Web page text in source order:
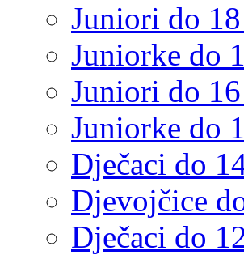
Juniori do
Juniorke do
Juniori do
Juniorke do
Dječaci do
Djevojčice
Dječaci do